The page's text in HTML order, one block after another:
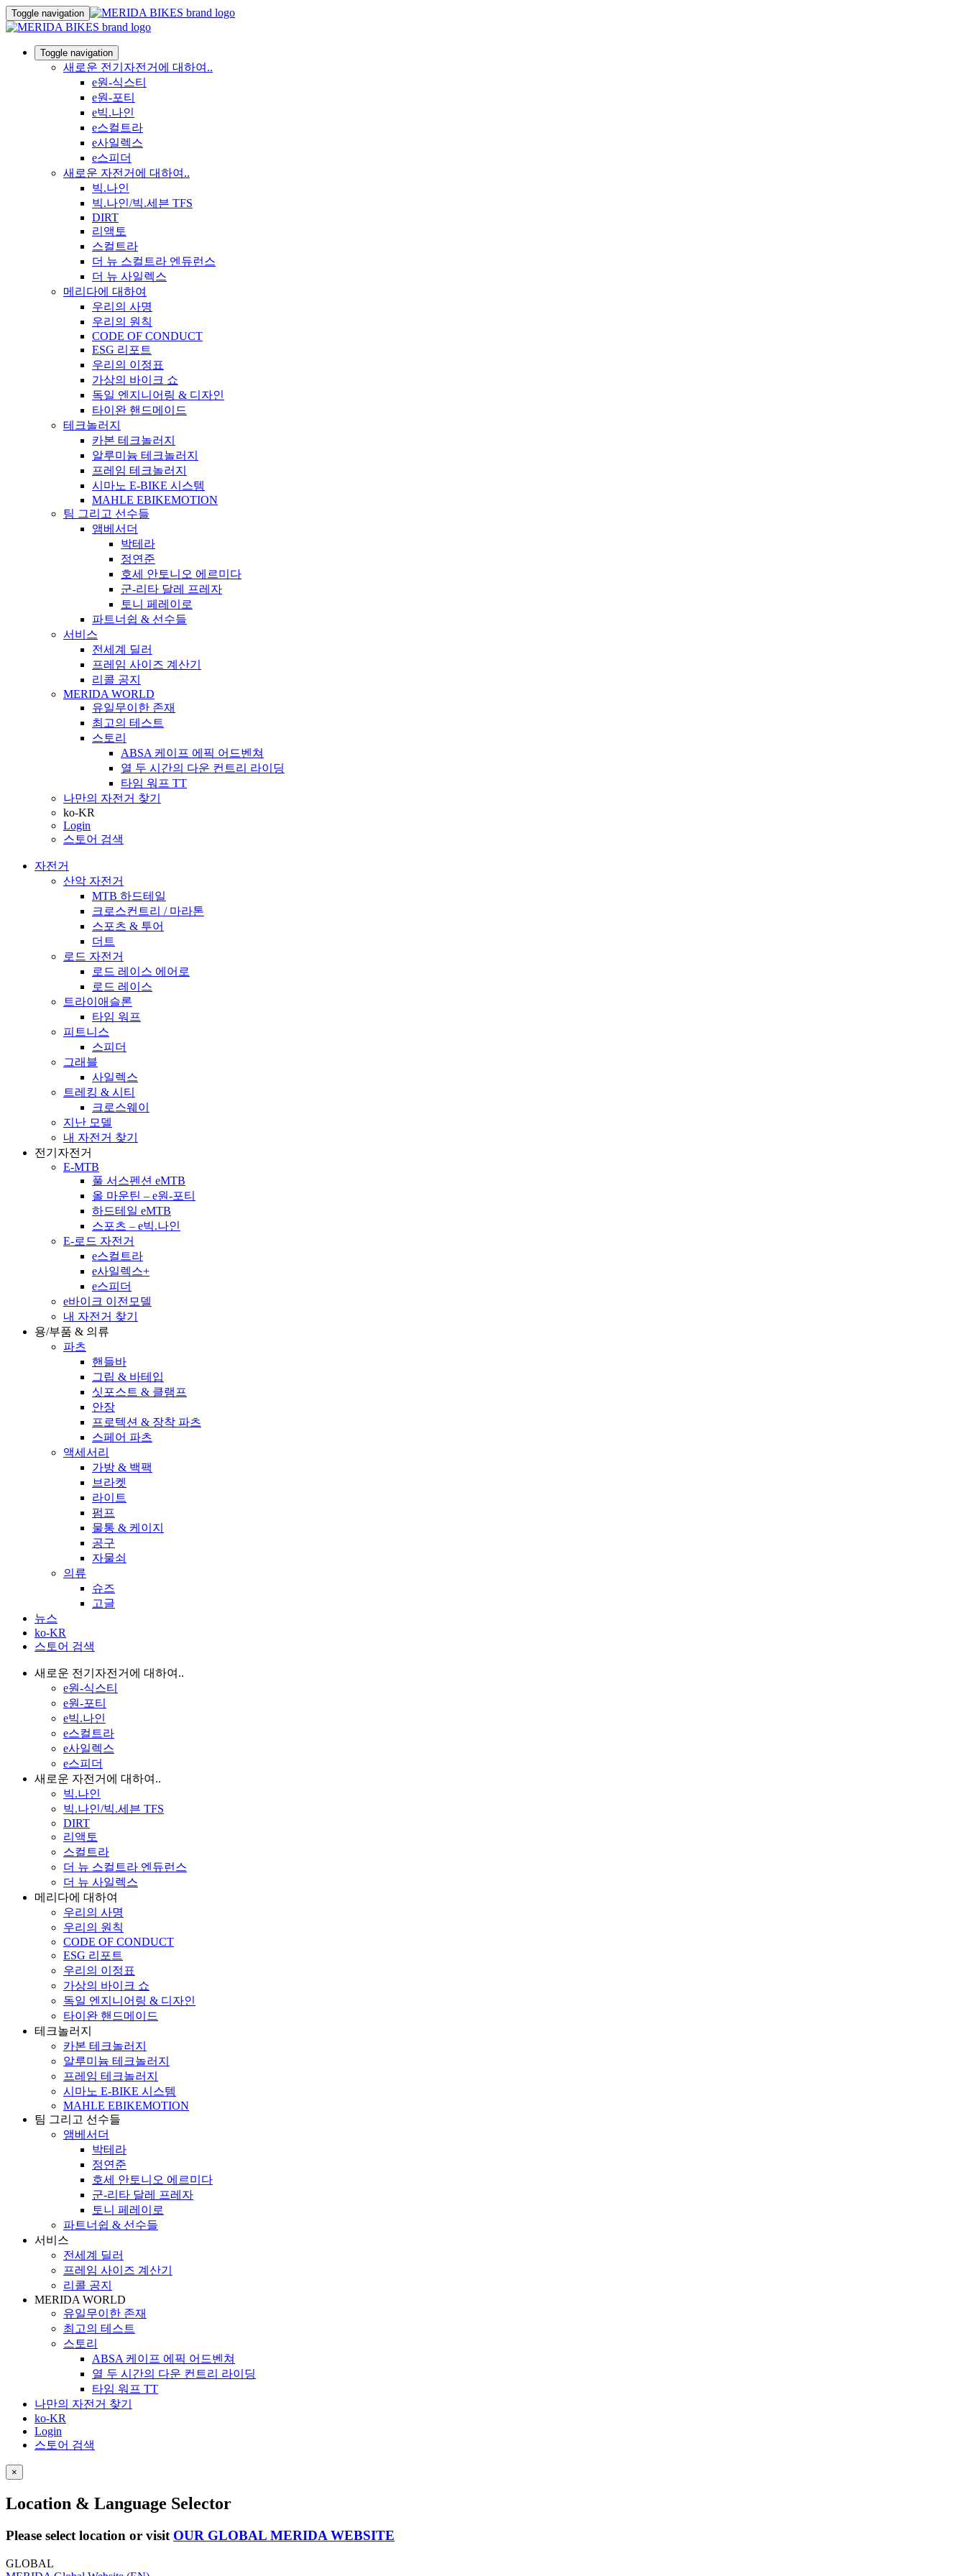
Toggle navigation
Toggle navigation
새로운 전기자전거에 대하여..
e원-식스티
e원-포티
e빅.나인
e스컬트라
e사일렉스
e스피더
새로운 자전거에 대하여..
빅.나인
빅.나인/빅.세븐 TFS
DIRT
리액토
스컬트라
더 뉴 스컬트라 엔듀런스
더 뉴 사일렉스
메리다에 대하여
우리의 사명
우리의 원칙
CODE OF CONDUCT
ESG 리포트
우리의 이정표
가상의 바이크 쇼
독일 엔지니어링 & 디자인
타이완 핸드메이드
테크놀러지
카본 테크놀러지
알루미늄 테크놀러지
프레임 테크놀러지
시마노 E-BIKE 시스템
MAHLE EBIKEMOTION
팀 그리고 선수들
앰베서더
박테라
정연준
호세 안토니오 에르미다
군-리타 달레 프레자
토니 페레이로
파트너쉽 & 선수들
서비스
전세계 딜러
프레임 사이즈 계산기
리콜 공지
MERIDA WORLD
유일무이한 존재
최고의 테스트
스토리
ABSA 케이프 에픽 어드벤쳐
열 두 시간의 다운 컨트리 라이딩
타임 워프 TT
나만의 자전거 찾기
ko-KR
Login
스토어 검색
자전거
산악 자전거
MTB 하드테일
크로스컨트리 / 마라톤
스포츠 & 투어
더트
로드 자전거
로드 레이스 에어로
로드 레이스
트라이애슬론
타임 워프
피트니스
스피더
그래블
사일렉스
트레킹 & 시티
크로스웨이
지난 모델
내 자전거 찾기
전기자전거
E-MTB
풀 서스펜션 eMTB
올 마운틴 – e원-포티
하드테일 eMTB
스포츠 – e빅.나인
E-로드 자전거
e스컬트라
e사일렉스+
e스피더
e바이크 이전모델
내 자전거 찾기
용/부품 & 의류
파츠
핸들바
그립 & 바테입
싯포스트 & 클램프
안장
프로텍션 & 장착 파츠
스페어 파츠
액세서리
가방 & 백팩
브라켓
라이트
펌프
물통 & 케이지
공구
자물쇠
의류
슈즈
고글
뉴스
ko-KR
스토어 검색
새로운 전기자전거에 대하여..
e원-식스티
e원-포티
e빅.나인
e스컬트라
e사일렉스
e스피더
새로운 자전거에 대하여..
빅.나인
빅.나인/빅.세븐 TFS
DIRT
리액토
스컬트라
더 뉴 스컬트라 엔듀런스
더 뉴 사일렉스
메리다에 대하여
우리의 사명
우리의 원칙
CODE OF CONDUCT
ESG 리포트
우리의 이정표
가상의 바이크 쇼
독일 엔지니어링 & 디자인
타이완 핸드메이드
테크놀러지
카본 테크놀러지
알루미늄 테크놀러지
프레임 테크놀러지
시마노 E-BIKE 시스템
MAHLE EBIKEMOTION
팀 그리고 선수들
앰베서더
박테라
정연준
호세 안토니오 에르미다
군-리타 달레 프레자
토니 페레이로
파트너쉽 & 선수들
서비스
전세계 딜러
프레임 사이즈 계산기
리콜 공지
MERIDA WORLD
유일무이한 존재
최고의 테스트
스토리
ABSA 케이프 에픽 어드벤쳐
열 두 시간의 다운 컨트리 라이딩
타임 워프 TT
나만의 자전거 찾기
ko-KR
Login
스토어 검색
×
Location & Language Selector
Please select location or visit OUR GLOBAL MERIDA WEBSITE
GLOBAL